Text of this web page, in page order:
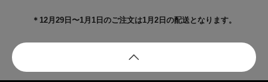
＊12月29日〜1月1日のご注文は1月2日の配送となります。